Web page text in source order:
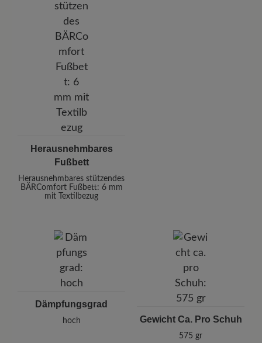
Herausnehmbares
Fußbett
Herausnehmbares stützendes
BÄRComfort Fußbett: 6 mm
mit Textilbezug
Dämpfungsgrad
hoch Gewicht Ca. Pro Schuh
575 gr